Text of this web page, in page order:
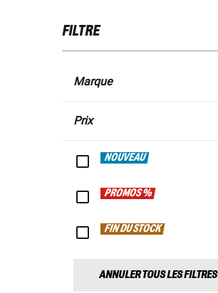
FILTRE
Marque
Prix
NOUVEAU
PROMOS %
FIN DU STOCK
ANNULER TOUS LES FILTRES